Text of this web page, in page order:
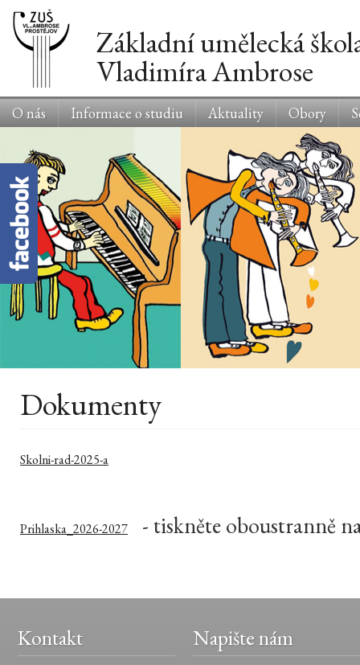
Základní umělecká
Vladimíra Ambrose
O nás Informace o studiu Aktuality Obory
Dokumenty
Skolni-rad-2025-a
Prihlaska_2026-2027 - tiskněte oboustranně
Kontakt Napište nám